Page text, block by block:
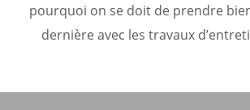
pourquoi on se doit de prendre
dernière avec les travaux